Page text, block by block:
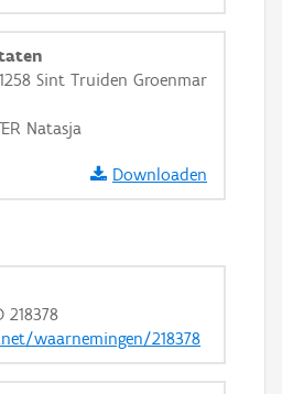
Sint Truiden Groenmar
Natasja
Downloaden
218378
waarnemingen/218378